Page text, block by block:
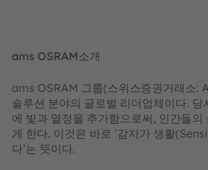
ams OSRAM소개
ams OSRAM 그룹(스위스증권거래소:
솔루션 분야의 글로벌 리더업체이다. 당
에 빛과 열정을 추가함으로써, 인간들의
게 한다. 이것은 바로 ‘감지가 생활
다’는 뜻이다.